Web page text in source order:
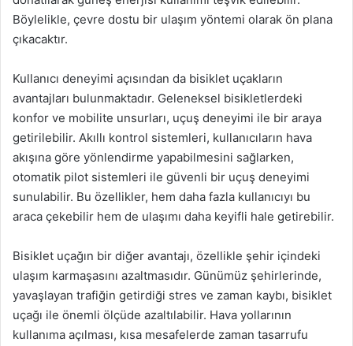
Böylelikle, çevre dostu bir ulaşım yöntemi olarak ön plana
çıkacaktır.
Kullanıcı deneyimi açısından da bisiklet uçakların
avantajları bulunmaktadır. Geleneksel bisikletlerdeki
konfor ve mobilite unsurları, uçuş deneyimi ile bir araya
getirilebilir. Akıllı kontrol sistemleri, kullanıcıların hava
akışına göre yönlendirme yapabilmesini sağlarken,
otomatik pilot sistemleri ile güvenli bir uçuş deneyimi
sunulabilir. Bu özellikler, hem daha fazla kullanıcıyı bu
araca çekebilir hem de ulaşımı daha keyifli hale getirebilir.
Bisiklet uçağın bir diğer avantajı, özellikle şehir içindeki
ulaşım karmaşasını azaltmasıdır. Günümüz şehirlerinde,
yavaşlayan trafiğin getirdiği stres ve zaman kaybı, bisiklet
uçağı ile önemli ölçüde azaltılabilir. Hava yollarının
kullanıma açılması, kısa mesafelerde zaman tasarrufu